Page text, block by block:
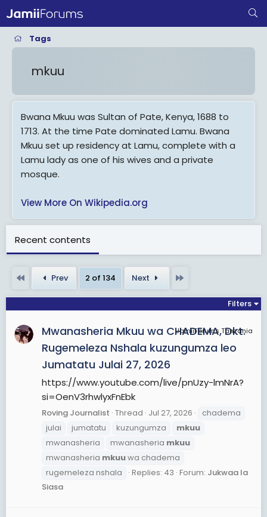
Tags
mkuu
Bwana Mkuu was Sultan of Pate, Kenya, 1688 to
1713. At the time Pate dominated Lamu. Bwana
Mkuu set up residency at Lamu, complete with a
Lamu lady as one of his wives and a private
mosque.
View More On Wikipedia.org
Recent contents
Prev 2 of 134 Next
Filters
JamiiForums Tanzania
Mwanasheria Mkuu wa CHADEMA, Dkt.
Rugemeleza Nshala kuzungumza leo
Jumatatu Julai 27, 2026
https://www.youtube.com/live/pnUzy-lmNrA?
si=OenV3rhwlyxFnEbk
Roving Journalist Thread Jul 27, 2026
chadema
julai
jumatatu kuzungumza
mkuu
mwanasheria
mwanasheria mkuu
mwanasheria mkuuwa chadema
rugemeleza nshala
Replies: 43 Forum: Jukwaa la
Siasa